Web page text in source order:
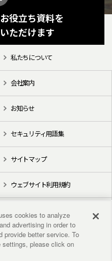
役立ち資料を
ただけます
私たちについて
会社案内
お知らせ
セキュリティ用語集
サイトマップ
ウェブサイト利用規約
YouTube
cookies to analyze
advertising in order to
provide better service. To
please click on